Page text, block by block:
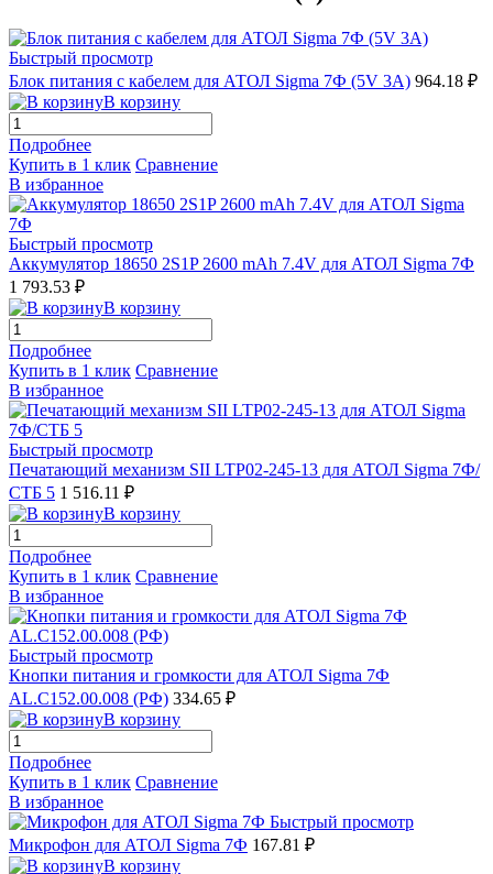
Быстрый просмотр
Блок питания с кабелем для АТОЛ Sigma 7Ф (5V 3A) 964.18 ₽
В корзину
Подробнее
Купить в 1 клик Сравнение
В избранное
Быстрый просмотр
Аккумулятор 18650 2S1P 2600 mAh 7.4V для АТОЛ Sigma 7Ф
1 793.53 ₽
В корзину
Подробнее
Купить в 1 клик Сравнение
В избранное
Быстрый просмотр
Печатающий механизм SII LTP02-245-13 для АТОЛ Sigma 7Ф/
СТБ 5 1 516.11 ₽
В корзину
Подробнее
Купить в 1 клик Сравнение
В избранное
Быстрый просмотр
Кнопки питания и громкости для АТОЛ Sigma 7Ф
AL.C152.00.008 (РФ) 334.65 ₽
В корзину
Подробнее
Купить в 1 клик Сравнение
В избранное
Быстрый просмотр
Микрофон для АТОЛ Sigma 7Ф 167.81 ₽
В корзину